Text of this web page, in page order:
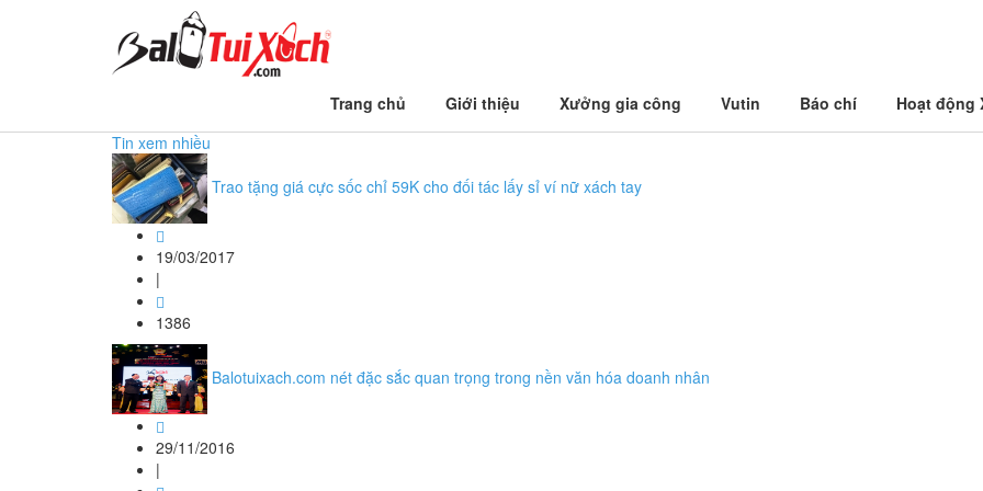
Trang chủ Giới thiệu Xưởng gia công Vutin Báo chí Hoạt động
oxuong san xuat phan phoi balotuixach
Tin xem nhiều
Trao tặng giá cực sốc chỉ 59K cho đối tác lấy sỉ ví nữ xách tay
19/03/2017
|
1386
Balotuixach.com nét đặc sắc quan trọng trong nền văn hóa doanh nhân
29/11/2016
|